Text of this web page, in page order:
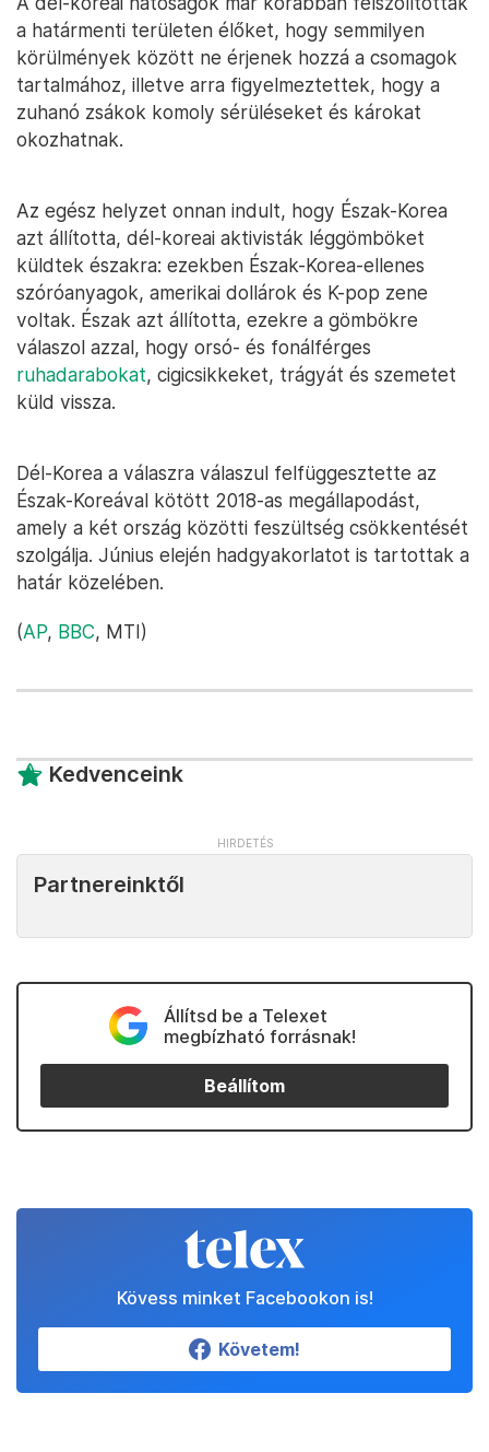
a határmenti területen élőket, hogy semmilyen
körülmények között ne érjenek hozzá a csomagok
tartalmához, illetve arra figyelmeztettek, hogy a
zuhanó zsákok komoly sérüléseket és károkat
okozhatnak.
Az egész helyzet onnan indult, hogy Észak-Korea
azt állította, dél-koreai aktivisták léggömböket
küldtek északra: ezekben Észak-Korea-ellenes
szóróanyagok, amerikai dollárok és K-pop zene
voltak. Észak azt állította, ezekre a gömbökre
válaszol azzal, hogy orsó- és fonálférges
ruhadarabokat, cigicsikkeket, trágyát és szemetet
küld vissza.
Dél-Korea a válaszra válaszul felfüggesztette az
Észak-Koreával kötött 2018-as megállapodást,
amely a két ország közötti feszültség csökkentését
szolgálja. Június elején hadgyakorlatot is tartottak a
határ közelében.
(AP, BBC, MTI)
Kedvenceink
Partnereinktől
Állítsd be a Telexet
megbízható forrásnak!
Beállítom
Kövess minket Facebookon is!
Követem!